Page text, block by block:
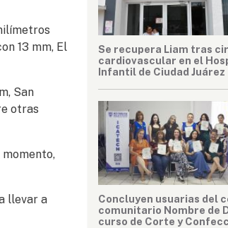
13 mm, El
San
otras
llevar a
Se recupera Liam tras
cardiovascular en el
Infantil de Ciudad Juárez
Concluyen usuarias del
comunitario Nombre de
curso de Corte y